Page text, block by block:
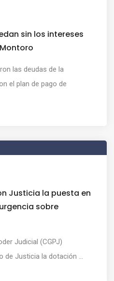
sin los intereses
las deudas de la
el plan de pago de
Justicia la puesta en
sobre
Judicial (CGPJ)
de Justicia la dotación ...